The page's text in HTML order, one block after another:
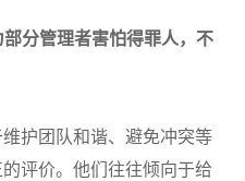
分管理者害怕得罪人，不
护团队和谐、避免冲突等
评价。他们往往倾向于给